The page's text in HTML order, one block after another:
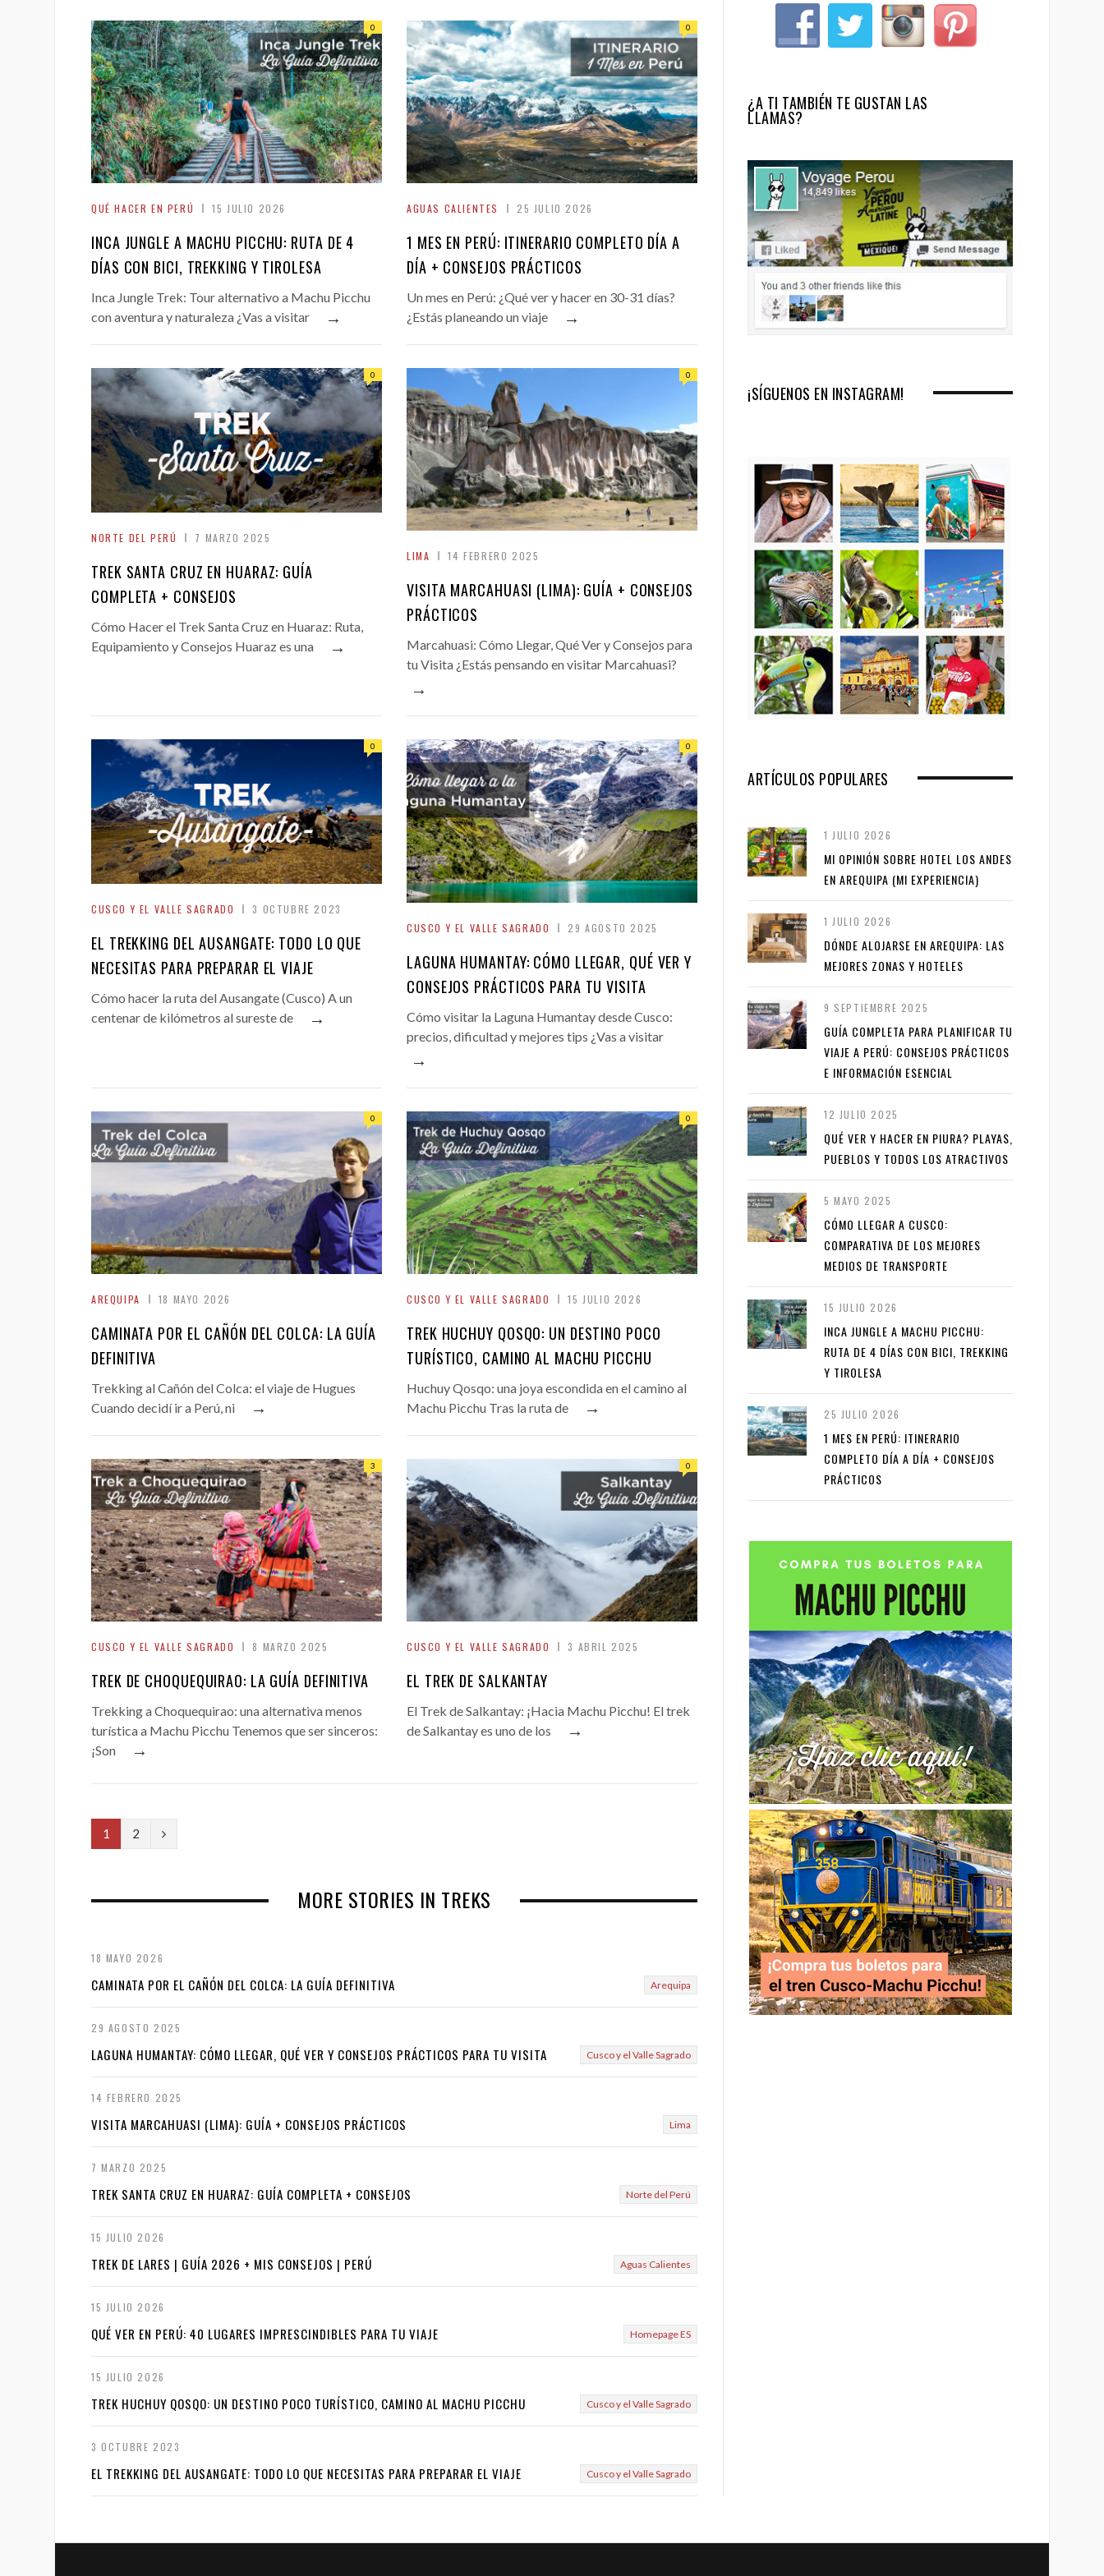
QUÉ HACER EN PERÚ 15 JULIO 2026
0
INCA JUNGLE A MACHU PICCHU: RUTA DE 4
DÍAS CON BICI, TREKKING Y TIROLESA
Inca Jungle Trek: Tour alternativo a Machu Picchu
con aventura y naturaleza ¿Vas a visitar
→
AGUAS CALIENTES 25 JULIO 2026
0
1 MES EN PERÚ: ITINERARIO COMPLETO DÍA A
DÍA + CONSEJOS PRÁCTICOS
Un mes en Perú: ¿Qué ver y hacer en 30-31 días?
¿Estás planeando un viaje
→
NORTE DEL PERÚ 7 MARZO 2025
0
TREK SANTA CRUZ EN HUARAZ: GUÍA
COMPLETA + CONSEJOS
Cómo Hacer el Trek Santa Cruz en Huaraz: Ruta,
Equipamiento y Consejos Huaraz es una
→
LIMA 14 FEBRERO 2025
0
VISITA MARCAHUASI (LIMA): GUÍA + CONSEJOS
PRÁCTICOS
Marcahuasi: Cómo Llegar, Qué Ver y Consejos para
tu Visita ¿Estás pensando en visitar Marcahuasi?
→
CUSCO Y EL VALLE SAGRADO 3 OCTUBRE 2023
0
EL TREKKING DEL AUSANGATE: TODO LO QUE
NECESITAS PARA PREPARAR EL VIAJE
Cómo hacer la ruta del Ausangate (Cusco) A un
centenar de kilómetros al sureste de
→
CUSCO Y EL VALLE SAGRADO 29 AGOSTO 2025
0
LAGUNA HUMANTAY: CÓMO LLEGAR, QUÉ VER Y
CONSEJOS PRÁCTICOS PARA TU VISITA
Cómo visitar la Laguna Humantay desde Cusco:
precios, dificultad y mejores tips ¿Vas a visitar
→
AREQUIPA 18 MAYO 2026
0
CAMINATA POR EL CAÑÓN DEL COLCA: LA GUÍA
DEFINITIVA
Trekking al Cañón del Colca: el viaje de Hugues
Cuando decidí ir a Perú, ni
→
CUSCO Y EL VALLE SAGRADO 15 JULIO 2026
0
TREK HUCHUY QOSQO: UN DESTINO POCO
TURÍSTICO, CAMINO AL MACHU PICCHU
Huchuy Qosqo: una joya escondida en el camino al
Machu Picchu Tras la ruta de
→
CUSCO Y EL VALLE SAGRADO 8 MARZO 2025
3
TREK DE CHOQUEQUIRAO: LA GUÍA DEFINITIVA
Trekking a Choquequirao: una alternativa menos
turística a Machu Picchu Tenemos que ser sinceros:
¡Son
→
CUSCO Y EL VALLE SAGRADO 3 ABRIL 2025
0
EL TREK DE SALKANTAY
El Trek de Salkantay: ¡Hacia Machu Picchu! El trek
de Salkantay es uno de los
→
1 2
N
MORE STORIES IN TREKS
18 MAYO 2026
CAMINATA POR EL CAÑÓN DEL COLCA: LA GUÍA DEFINITIVA Arequipa
29 AGOSTO 2025
LAGUNA HUMANTAY: CÓMO LLEGAR, QUÉ VER Y CONSEJOS PRÁCTICOS PARA TU VISITA Cusco y el Valle Sagrado
14 FEBRERO 2025
VISITA MARCAHUASI (LIMA): GUÍA + CONSEJOS PRÁCTICOS Lima
7 MARZO 2025
TREK SANTA CRUZ EN HUARAZ: GUÍA COMPLETA + CONSEJOS Norte del Perú
15 JULIO 2026
TREK DE LARES | GUÍA 2026 + MIS CONSEJOS | PERÚ Aguas Calientes
15 JULIO 2026
QUÉ VER EN PERÚ: 40 LUGARES IMPRESCINDIBLES PARA TU VIAJE Homepage ES
15 JULIO 2026
TREK HUCHUY QOSQO: UN DESTINO POCO TURÍSTICO, CAMINO AL MACHU PICCHU Cusco y el Valle Sagrado
3 OCTUBRE 2023
EL TREKKING DEL AUSANGATE: TODO LO QUE NECESITAS PARA PREPARAR EL VIAJE Cusco y el Valle Sagrado
¿A TI TAMBIÉN TE GUSTAN LAS
LLAMAS?
¡SÍGUENOS EN INSTAGRAM!
ARTÍCULOS POPULARES
1 JULIO 2026
MI OPINIÓN SOBRE HOTEL LOS ANDES
EN AREQUIPA (MI EXPERIENCIA)
1 JULIO 2026
DÓNDE ALOJARSE EN AREQUIPA: LAS
MEJORES ZONAS Y HOTELES
9 SEPTIEMBRE 2025
GUÍA COMPLETA PARA PLANIFICAR TU
VIAJE A PERÚ: CONSEJOS PRÁCTICOS
E INFORMACIÓN ESENCIAL
12 JULIO 2025
QUÉ VER Y HACER EN PIURA? PLAYAS,
PUEBLOS Y TODOS LOS ATRACTIVOS
5 MAYO 2025
CÓMO LLEGAR A CUSCO:
COMPARATIVA DE LOS MEJORES
MEDIOS DE TRANSPORTE
15 JULIO 2026
INCA JUNGLE A MACHU PICCHU:
RUTA DE 4 DÍAS CON BICI, TREKKING
Y TIROLESA
25 JULIO 2026
1 MES EN PERÚ: ITINERARIO
COMPLETO DÍA A DÍA + CONSEJOS
PRÁCTICOS